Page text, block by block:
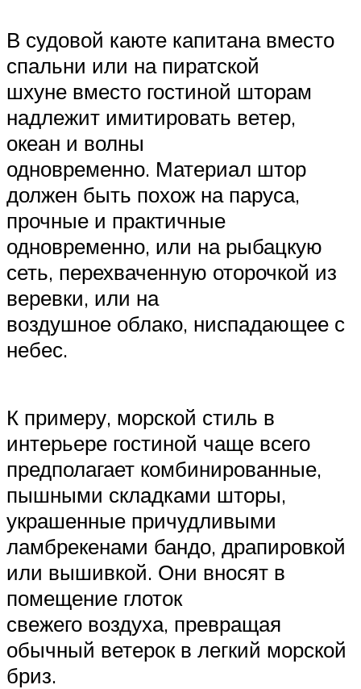
В судовой каюте капитана вместо
спальни или на пиратской
шхуне вместо гостиной шторам
надлежит имитировать ветер,
океан и волны
одновременно. Материал штор
должен быть похож на паруса,
прочные и практичные
одновременно, или на рыбацкую
сеть, перехваченную оторочкой из
веревки, или на
воздушное облако, ниспадающее с
небес.
К примеру, морской стиль в
интерьере гостиной чаще всего
предполагает комбинированные,
пышными складками шторы,
украшенные причудливыми
ламбрекенами бандо, драпировкой
или вышивкой. Они вносят в
помещение глоток
свежего воздуха, превращая
обычный ветерок в легкий морской
бриз.